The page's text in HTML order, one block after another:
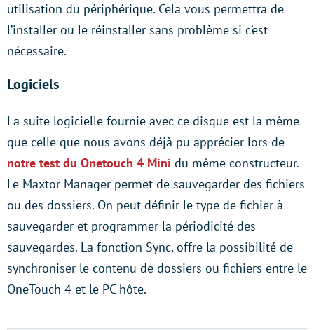
utilisation du périphérique. Cela vous permettra de
l’installer ou le réinstaller sans problème si c’est
nécessaire.
Logiciels
La suite logicielle fournie avec ce disque est la même
que celle que nous avons déjà pu apprécier lors de
notre test du Onetouch 4 Mini du même constructeur.
Le Maxtor Manager permet de sauvegarder des fichiers
ou des dossiers. On peut définir le type de fichier à
sauvegarder et programmer la périodicité des
sauvegardes. La fonction Sync, offre la possibilité de
synchroniser le contenu de dossiers ou fichiers entre le
OneTouch 4 et le PC hôte.